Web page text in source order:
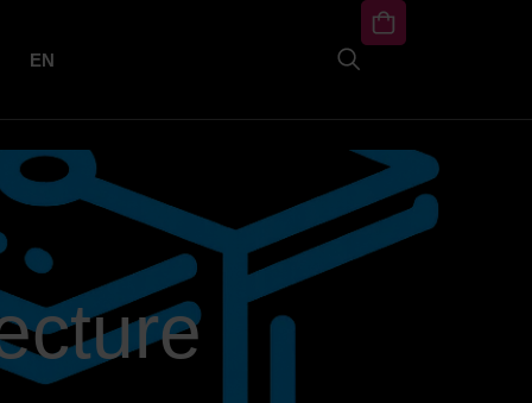
EN